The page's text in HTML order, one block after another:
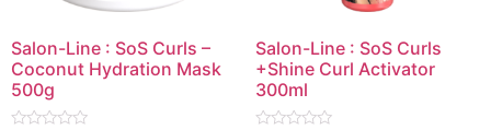
Salon-Line : SoS Curls –
Coconut Hydration Mask
500g
Salon-Line : SoS Curls
+Shine Curl Activator
300ml